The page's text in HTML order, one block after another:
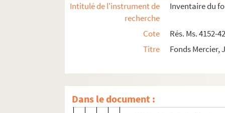
Intitulé de l'instrument de
recherche
Inventaire du
Cote
Rés. Ms. 4152-
Titre
Fonds Mercier,
Dans le document :
226-230. Ex-libris de
238. Projet d'ex-libris non
243. Ex-libris de Zbigniew